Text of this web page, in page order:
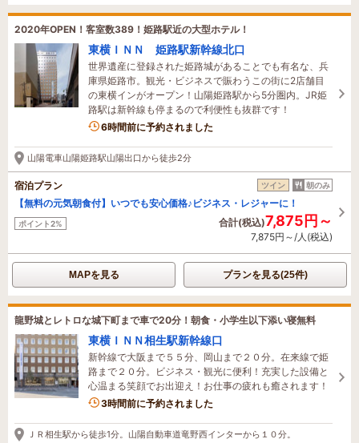
2020年OPEN！客室数389！姫路駅近の大型ホテル！
東横ＩＮＮ 姫路駅新幹線北口
世界遺産に登録された姫路城があることでも有名な、兵
庫県姫路市。観光・ビジネスで賑わうこの街に2店舗目
の東横インがオープン！山陽姫路駅から5分圏内。JR姫
路駅は新幹線も停まるので利便性も抜群です！
6時間前に予約されました
山陽電車山陽姫路駅山陽出口から徒歩2分
宿泊プラン ツイン 朝のみ
【無料の元気朝食付】いつでも安心価格♪ビジネス・レジャーに！
ポイント2% 合計(税込)7,875円～
7,875円～/人(税込)
MAPを見る プランを見る(25件)
龍野城とレトロな城下町まで車で20分！朝食・小学生以下添い寝無料
東横ＩＮＮ相生駅新幹線口
新幹線で大阪まで５５分、岡山まで２０分。在来線で姫
路まで２０分。ビジネス・観光に便利！充実した設備と
心温まる笑顔でお出迎え！お仕事の疲れも癒されます！
1名がこの宿を見ています
3時間前に予約されました
ＪＲ相生駅から徒歩1分。山陽自動車道竜野西インターから１０分。